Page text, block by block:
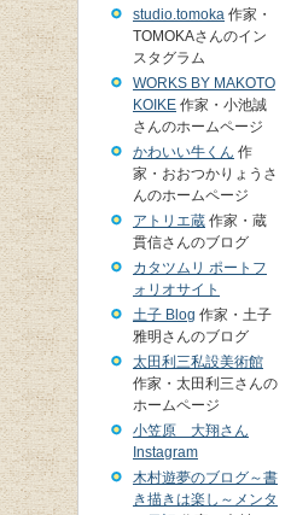
studio.tomoka 作家・
TOMOKAさんのイン
スタグラム
WORKS BY MAKOTO
KOIKE 作家・小池誠
さんのホームページ
かわいい牛くん 作
家・おおつかりょうさ
んのホームページ
アトリエ蔵 作家・蔵
貫信さんのブログ
カタツムリ ポートフ
ォリオサイト
土子 Blog 作家・土子
雅明さんのブログ
太田利三私設美術館
作家・太田利三さんの
ホームページ
小笠原 大翔さん
Instagram
木村遊夢のブログ～書
き描きは楽し～メンタ